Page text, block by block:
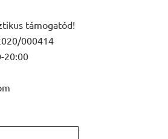
támogatód!
000414
20:00